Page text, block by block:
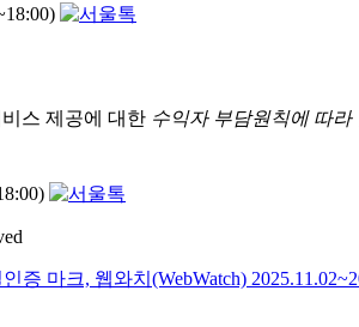
스 제공에 대한 수익자 부담원칙에 따라